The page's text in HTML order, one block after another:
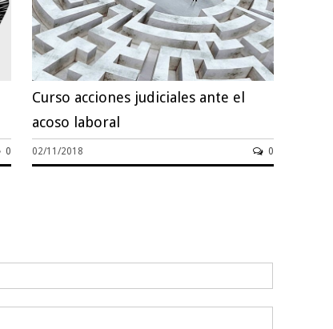
0
Curso acciones judiciales ante el
acoso laboral
02/11/2018 0